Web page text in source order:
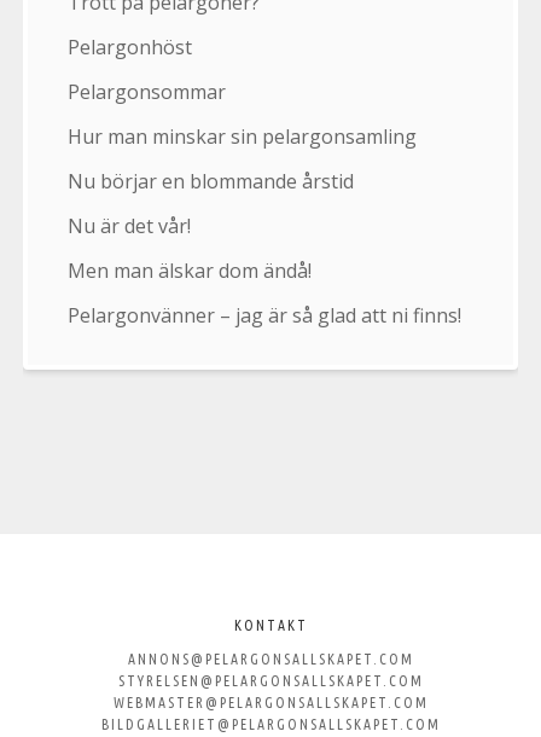
Pelargonhöst
Pelargonsommar
Hur man minskar sin pelargonsamling
Nu börjar en blommande årstid
Nu är det vår!
Men man älskar dom ändå!
Pelargonvänner – jag är så glad att ni finns!
Svenska
KONTAKT
ANNONS@PELARGONSALLSKAPET.COM
STYRELSEN@PELARGONSALLSKAPET.COM
WEBMASTER@PELARGONSALLSKAPET.COM
BILDGALLERIET@PELARGONSALLSKAPET.COM